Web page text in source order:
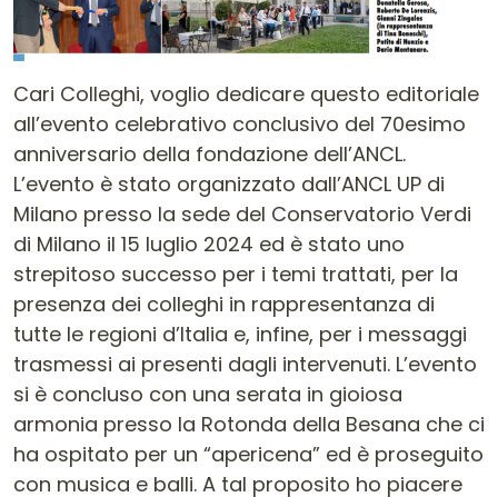
Cari Colleghi, voglio dedicare questo editoriale
all’evento celebrativo conclusivo del 70esimo
anniversario della fondazione dell’ANCL.
L’evento è stato organizzato dall’ANCL UP di
Milano presso la sede del Conservatorio Verdi
di Milano il 15 luglio 2024 ed è stato uno
strepitoso successo per i temi trattati, per la
presenza dei colleghi in rappresentanza di
tutte le regioni d’Italia e, infine, per i messaggi
trasmessi ai presenti dagli intervenuti. L’evento
si è concluso con una serata in gioiosa
armonia presso la Rotonda della Besana che ci
ha ospitato per un “apericena” ed è proseguito
con musica e balli. A tal proposito ho piacere